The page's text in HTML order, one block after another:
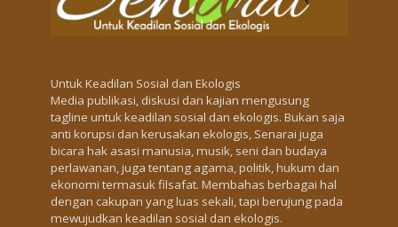
Untuk Keadilan Sosial dan Ekologis
Media publikasi, diskusi dan kajian mengusung
tagline untuk keadilan sosial dan ekologis. Bukan saja
anti korupsi dan kerusakan ekologis, Senarai juga
bicara hak asasi manusia, musik, seni dan budaya
perlawanan, juga tentang agama, politik, hukum dan
ekonomi termasuk filsafat. Membahas berbagai hal
dengan cakupan yang luas sekali, tapi berujung pada
mewujudkan keadilan sosial dan ekologis.